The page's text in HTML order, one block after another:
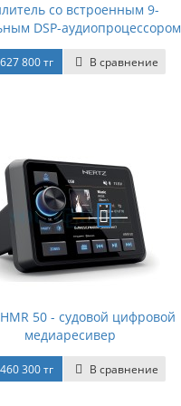
со встроенным 9-
DSP-аудиопроцессором
627 800 тг В сравнение
50 - судовой цифровой
медиаресивер
460 300 тг В сравнение